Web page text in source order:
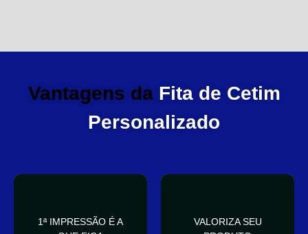
Vantagens da Fita de Cetim
Personalizado
1ª IMPRESSÃO É A
Sua embalagem fala por
você
VALORIZA SEU
que deixa sua embalagem
elegante